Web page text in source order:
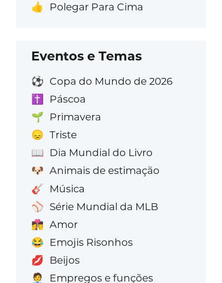
👍 Polegar Para Cima
Eventos e Temas
⚽ Copa do Mundo de 2026
✝️ Páscoa
🌱 Primavera
😞 Triste
📖 Dia Mundial do Livro
🐶 Animais de estimação
🎸 Música
⚾ Série Mundial da MLB
👩‍❤️‍💋‍👨 Amor
😂 Emojis Risonhos
💋 Beijos
🧑‍💼 Empregos e funções